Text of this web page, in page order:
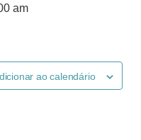
am
ao calendário